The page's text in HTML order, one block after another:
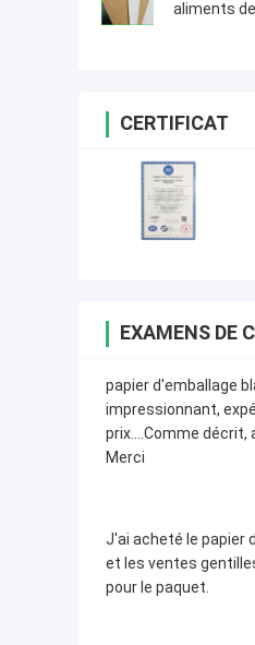
aliments
CERTIFICAT
EXAMENS DE
papier d'emballage
impressionnant,
prix….Comme décrit,
Merci
J'ai acheté le papier
et les ventes
pour le paquet.